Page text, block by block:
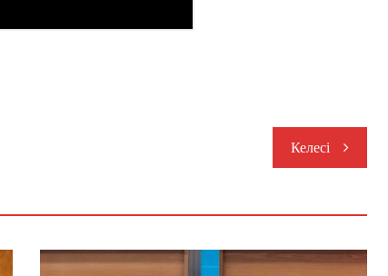
Келесі